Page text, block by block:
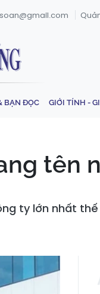
BẠN ĐỌC GIỚI TÍNH -
tên
ty lớn nhất